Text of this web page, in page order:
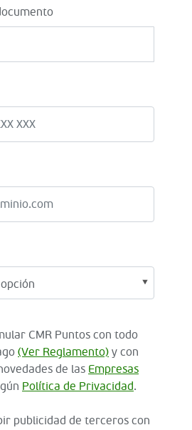
CMR Puntos con todo
(Ver Reglamento) y con
de las Empresas
Política de Privacidad.
publicidad de terceros con